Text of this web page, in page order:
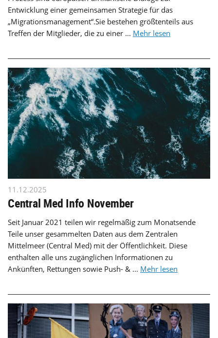
Entwicklung einer gemeinsamen Strategie für das
„Migrationsmanagement“.Sie bestehen größtenteils aus
Treffen der Mitglieder, die zu einer ... Mehr lesen
11.12.2025
Central Med Info November
Seit Januar 2021 teilen wir regelmäßig zum Monatsende
Teile unser gesammelten Daten aus dem Zentralen
Mittelmeer (Central Med) mit der Öffentlichkeit. Diese
enthalten alle uns zugänglichen Informationen zu
Ankünften, Rettungen sowie Push- & ... Mehr lesen